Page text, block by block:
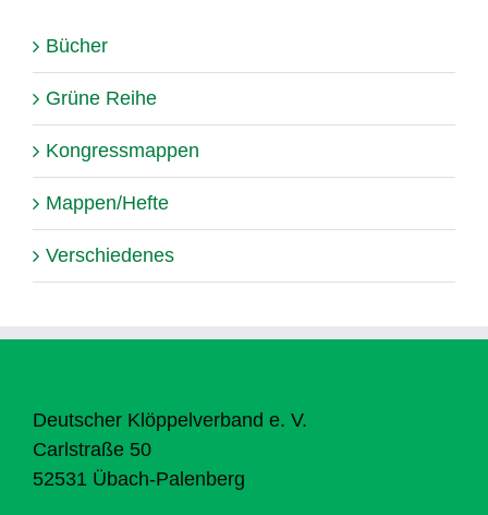
Bücher
Grüne Reihe
Kongressmappen
Mappen/Hefte
Verschiedenes
Deutscher Klöppelverband e. V.
Carlstraße 50
52531 Übach-Palenberg